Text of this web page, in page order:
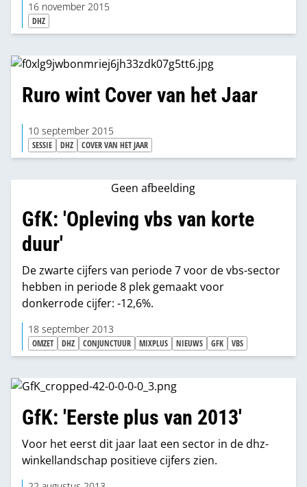
van nieuwe vestigingen en investeerde vol in
beleving op de winkelvloer én e-commerce. Komt
16 november 2015
DHZ
Ruro wint Cover van het Jaar
10 september 2015
SESSIE DHZ COVER VAN HET JAAR
Geen afbeelding
GfK: 'Opleving vbs van korte
duur'
De zwarte cijfers van periode 7 voor de vbs-sector
hebben in periode 8 plek gemaakt voor
donkerrode cijfer: -12,6%.
18 september 2013
OMZET DHZ CONJUNCTUUR MIXPLUS NIEUWS GFK VBS
GfK: 'Eerste plus van 2013'
Voor het eerst dit jaar laat een sector in de dhz-
winkellandschap positieve cijfers zien.